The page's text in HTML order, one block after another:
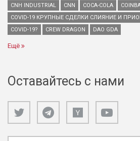
CNH INDUSTRIAL
CNN COCA-COLA
COVID-19 КРУПНЫЕ СДЕЛКИ СЛИЯНИЕ И
COVID-19?
CREW DRAGON DAO GDA
Ещё
Оставайтесь с нами